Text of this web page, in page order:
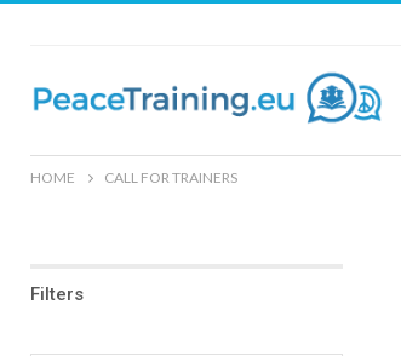
HOME CALL FOR TRAINERS
Filters